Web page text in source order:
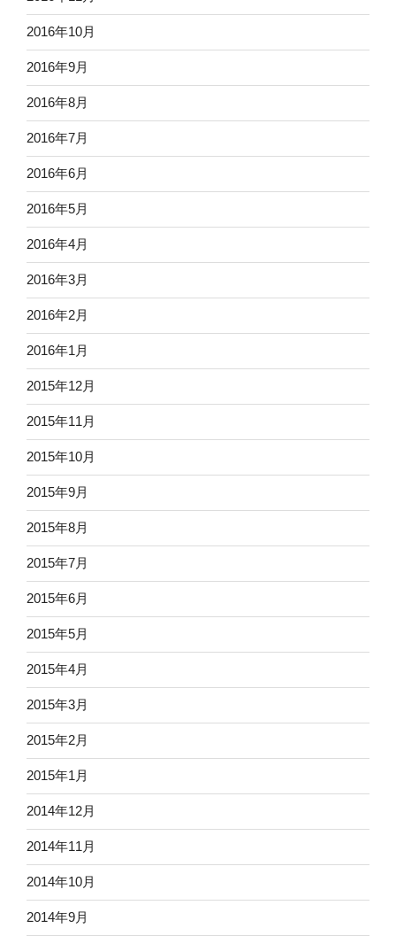
2016年10月
2016年9月
2016年8月
2016年7月
2016年6月
2016年5月
2016年4月
2016年3月
2016年2月
2016年1月
2015年12月
2015年11月
2015年10月
2015年9月
2015年8月
2015年7月
2015年6月
2015年5月
2015年4月
2015年3月
2015年2月
2015年1月
2014年12月
2014年11月
2014年10月
2014年9月